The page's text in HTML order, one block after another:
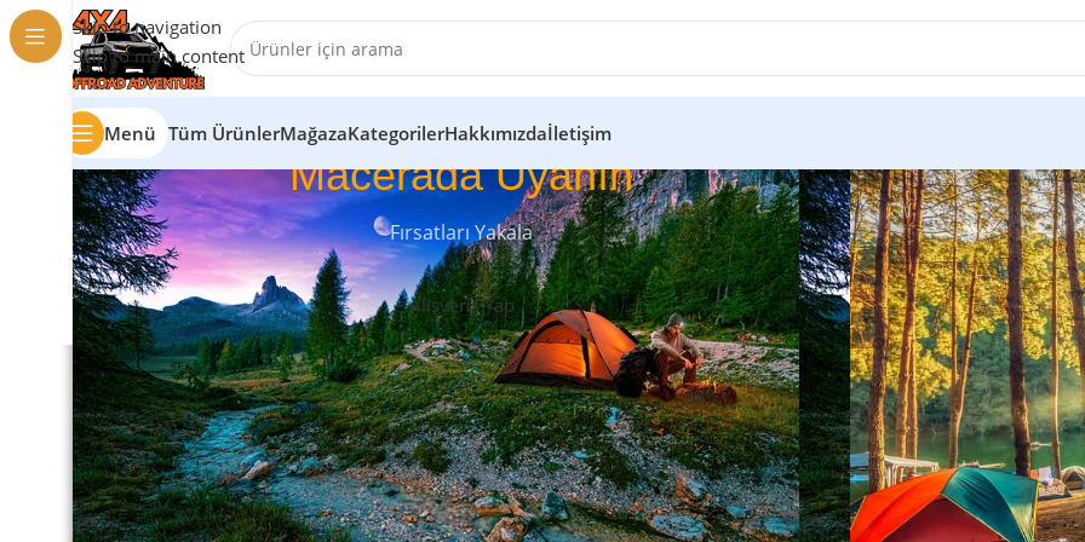
Skip to navigation
Skip to main content
Menü Tüm ÜrünlerMağazaKategorilerHakkımızdaİletişim
Macerada Uyanın
Fırsatları Yakala
Alışveriş Yap